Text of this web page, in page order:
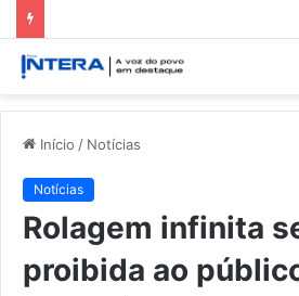
Início / Notícias
Notícias
Rolagem infinita
proibida ao